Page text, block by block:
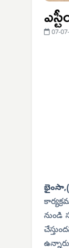
07-
నుండి